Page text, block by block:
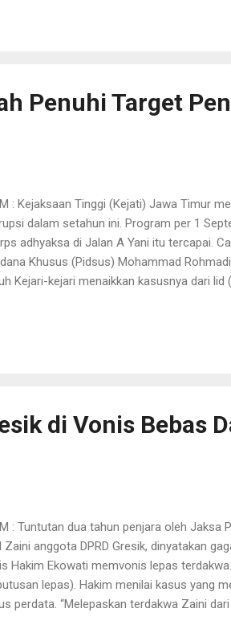
Jatim Mohammad Rohmadi, dikonfirmasi,
Penuhi Target
: Kejaksaan Tinggi (Kejati) Jawa Timur
dalam setahun ini. Program per 1
adhyaksa di Jalan A Yani itu tercapai.
Khusus (Pidsus) Mohammad
Kejari-kejari menaikkan kasusnya dari lid
kasus. "Kejati sendiri naikkan tiga dik
di Vonis Bebas
: Tuntutan dua tahun penjara oleh
anggota DPRD Gresik, dinyatakan
Hakim Ekowati memvonis lepas
lepas). Hakim menilai kasus yang
perdata. “Melepaskan terdakwa Zaini